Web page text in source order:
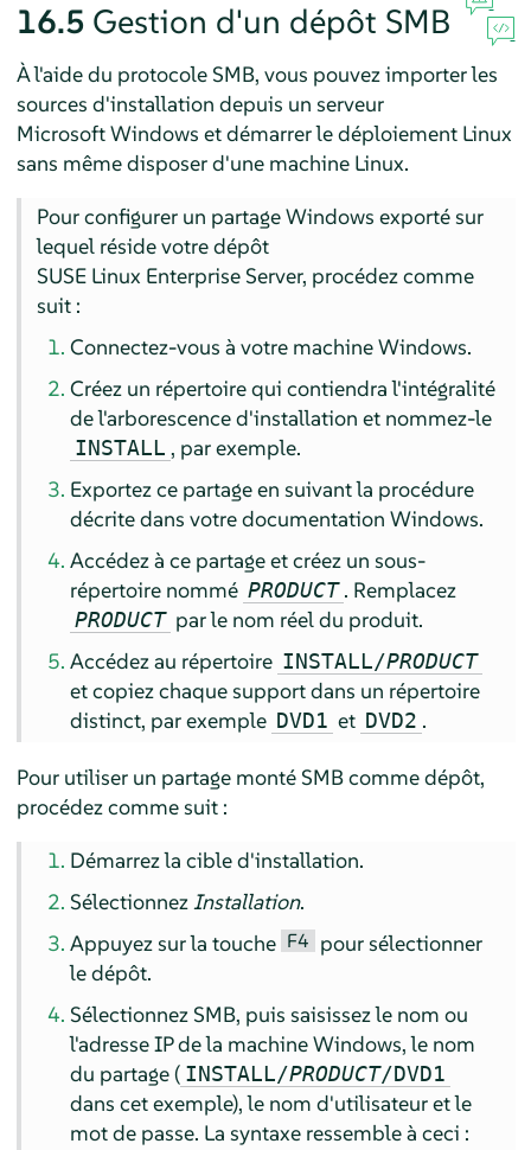
16.5 Gestion d'un dépôt SMB
À l'aide du protocole SMB, vous pouvez importer les
sources d'installation depuis un serveur
Microsoft Windows et démarrer le déploiement Linux
sans même disposer d'une machine Linux.
Pour configurer un partage Windows exporté sur
lequel réside votre dépôt
SUSE Linux Enterprise Server, procédez comme
suit :
Connectez-vous à votre machine Windows.
Créez un répertoire qui contiendra l'intégralité
de l'arborescence d'installation et nommez-le
INSTALL , par exemple.
Exportez ce partage en suivant la procédure
décrite dans votre documentation Windows.
Accédez à ce partage et créez un sous-
répertoire nommé PRODUCT . Remplacez
PRODUCT par le nom réel du produit.
Accédez au répertoire INSTALL/PRODUCT
et copiez chaque support dans un répertoire
distinct, par exemple DVD1 et DVD2 .
Pour utiliser un partage monté SMB comme dépôt,
procédez comme suit :
Démarrez la cible d'installation.
SélectionnezInstallation.
Appuyez sur la touche F4 pour sélectionner
le dépôt.
Sélectionnez SMB, puis saisissez le nom ou
l'adresse IP de la machine Windows, le nom
du partage ( INSTALL/PRODUCT/DVD1
dans cet exemple), le nom d'utilisateur et le
mot de passe. La syntaxe ressemble à ceci :